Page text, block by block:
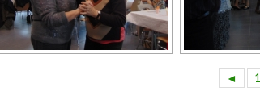
◄ 1